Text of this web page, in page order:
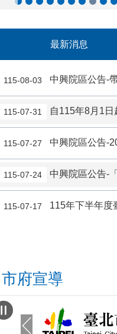
最新消息
115-08-03 中興院區公告-
115-07-31 自115年8月1日
115-07-27 中興院區公告-
115-07-24 中興院區公告-
115-07-17 115年下半年度
市府宣導